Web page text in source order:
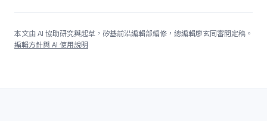
本文由 AI 協助研究與起草，矽基前沿編輯部編修，總編輯廖玄同審閱定稿。
編輯方針與 AI 使用說明